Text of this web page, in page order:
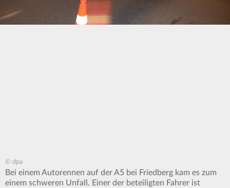
© dpa
Bei einem Autorennen auf der A5 bei Friedberg kam es zum
einem schweren Unfall. Einer der beteiligten Fahrer ist